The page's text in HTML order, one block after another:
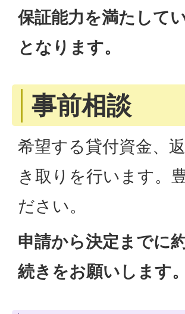
保証能力を満たして
となります。
事前相談
希望する貸付資金、
き取りを行います。
ださい。
申請から決定までに
続きをお願いします。